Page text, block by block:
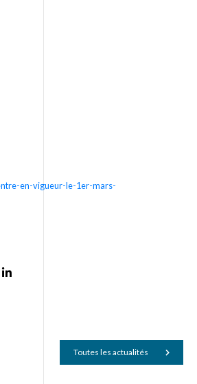
en-vigueur-le-1er-mars-
Toutes les actualités